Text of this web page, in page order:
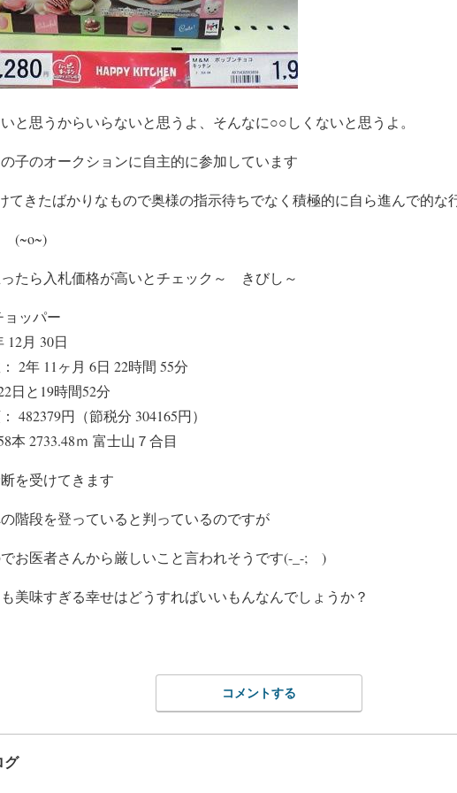
と思うからいらないと思うよ、そんなに○○しくないと思うよ。
子のオークションに自主的に参加しています
てきたばかりなもので奥様の指示待ちでなく積極的に自ら進んで的な
(~o~)
たら入札価格が高いとチェック～ きびし～
ョッパー
12月 30日
2年 11ヶ月 6日 22時間 55分
日と19時間52分
482379円（節税分 304165円）
本 2733.48ｍ 富士山７合目
を受けてきます
階段を登っていると判っているのですが
お医者さんから厳しいこと言われそうです(-_-; )
美味すぎる幸せはどうすればいいもんなんでしょうか？
コメントする
グ